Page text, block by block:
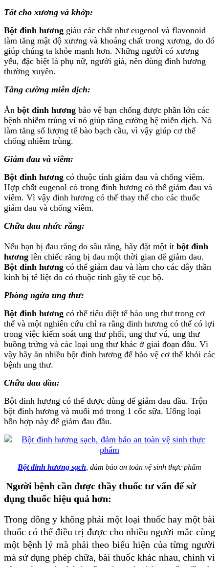
Tốt cho xương và khớp:
Bột đinh hương giàu các chất như eugenol và flavonoid
làm tăng mật độ xương và khoáng chất trong xương, do đó
giúp chúng ta khỏe mạnh hơn. Những người có xương
yếu, đặc biệt là phụ nữ, người già, nên dùng đinh hương
thường xuyên.
Tăng cường miễn dịch:
Ăn bột đinh hương bảo vệ bạn chống được phần lớn các
bệnh nhiễm trùng vì nó giúp tăng cường hệ miễn dịch. Nó
làm tăng số lượng tế bào bạch cầu, vì vậy giúp cơ thể
chống nhiễm trùng.
Giảm đau và viêm:
Bột đinh hương có thuộc tính giảm đau và chống viêm.
Hợp chất eugenol có trong đinh hương có thể giảm đau và
viêm. Vì vậy đinh hương có thể thay thế cho các thuốc
giảm đau và chống viêm.
Chữa đau nhức răng:
Nếu bạn bị đau răng do sâu răng, hãy đặt một ít bột đinh
hương lên chiếc răng bị đau một thời gian để giảm đau.
Bột đinh hương có thể giảm đau và làm cho các dây thần
kinh bị tê liệt do có thuộc tính gây tê cục bộ.
Phòng ngừa ung thư:
Bột đinh hương có thể tiêu diệt tế bào ung thư trong cơ
thể và một nghiên cứu chỉ ra rằng đinh hương có thể có lợi
trong việc kiểm soát ung thư phổi, ung thư vú, ung thư
buồng trứng và các loại ung thư khác ở giai đoạn đầu. Vì
vậy hãy ăn nhiều bột đinh hương để bảo vệ cơ thể khỏi các
bệnh ung thư.
Chữa đau đầu:
Bột đinh hương có thể được dùng để giảm đau đầu. Trộn
bột đinh hương và muối mỏ trong 1 cốc sữa. Uống loại
hỗn hợp này để giảm đau đầu.
Bột đinh hương sạch , đảm bảo an toàn vệ sinh thực phẩm
Người bệnh cần được thầy thuốc tư vấn để sử
dụng thuốc hiệu quả hơn:
Trong đông y không phải một loại thuốc hay một bàì
thuốc có thể điều trị được cho nhiều người mắc cùng
một bệnh lý mà phải theo biểu hiện của từng người
mà sử dụng phép chữa, bài thuốc khác nhau, chính vì